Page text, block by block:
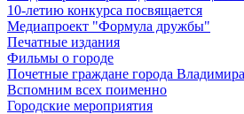
10-летию конкурса посвящается
Медиапроект "Формула дружбы"
Печатные издания
Фильмы о городе
Почетные граждане города Владимира
Вспомним всех поименно
Городские мероприятия